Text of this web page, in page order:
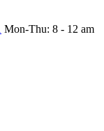
Mon-Thu: 8 - 12 am